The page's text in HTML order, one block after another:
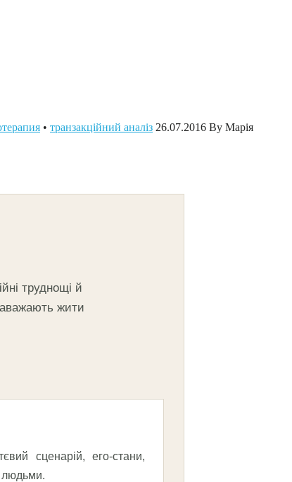
• транзакційний аналіз 26.07.2016 By Марія
труднощі й
жити
сценарій, его-стани,
людьми.